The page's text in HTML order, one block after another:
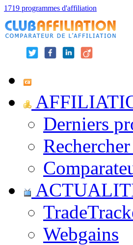
1719 programmes d'affiliation
Derniers
Webgains